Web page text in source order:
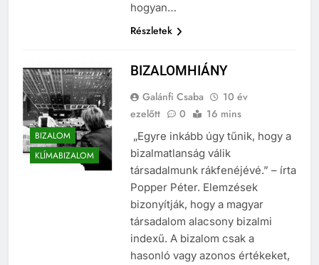
hogyan…
Részletek
BIZALOM
KLÍMABIZALOM
BIZALOMHIÁNY
Galánfi Csaba
10 év
ezelőtt
0 16 mins
„Egyre inkább úgy tűnik, hogy a
bizalmatlanság válik
társadalmunk rákfenéjévé.” – írta
Popper Péter. Elemzések
bizonyítják, hogy a magyar
társadalom alacsony bizalmi
indexű. A bizalom csak a
hasonló vagy azonos értékeket,